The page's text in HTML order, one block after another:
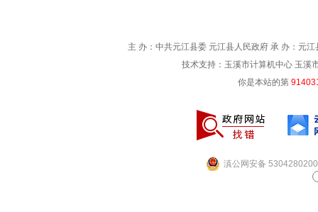
主 办：中共元江县委 元江县人民政府 承 办：元
技术支持：玉溪市计算机中心 玉溪
你是本站的第
滇公网安备